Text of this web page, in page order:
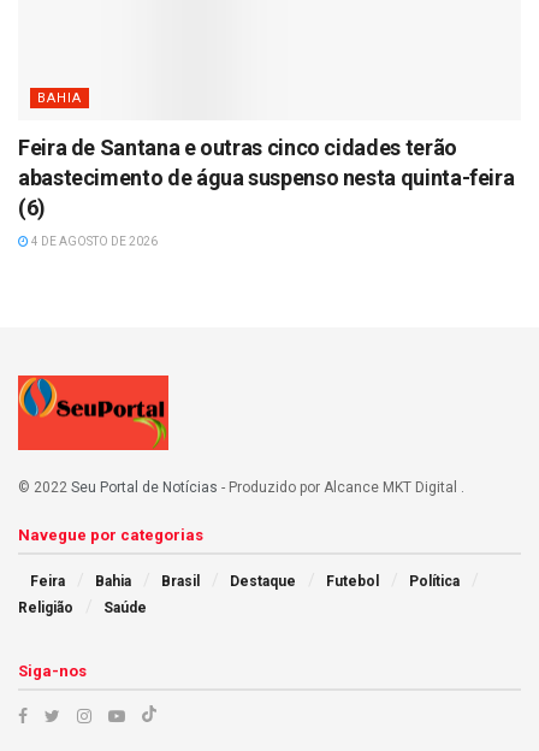
BAHIA
Feira de Santana e outras cinco cidades terão
abastecimento de água suspenso nesta quinta-feira
(6)
4 DE AGOSTO DE 2026
© 2022 Seu Portal de Notícias - Produzido por Alcance MKT Digital .
Navegue por categorias
Feira Bahia Brasil Destaque Futebol
Política
Religião
Saúde
Siga-nos